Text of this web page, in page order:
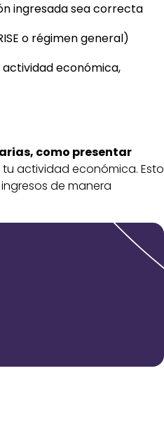
ingresada sea correcta
o régimen general)
actividad económica,
como presentar
actividad económica. Esto
de manera